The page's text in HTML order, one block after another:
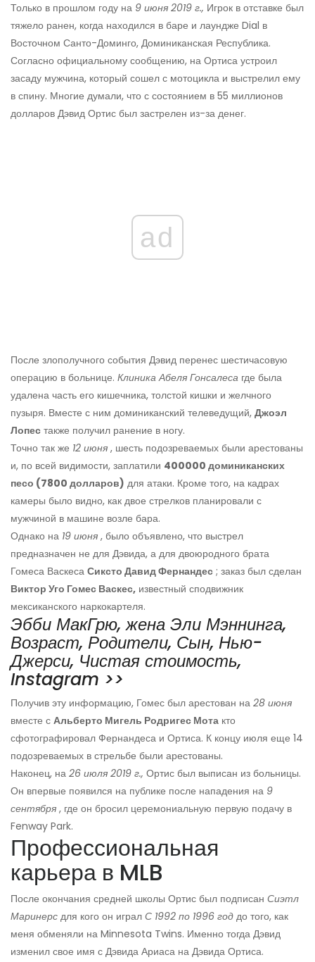
Только в прошлом году на 9 июня 2019 г., Игрок в отставке был
тяжело ранен, когда находился в баре и лаундже Dial в
Восточном Санто-Доминго, Доминиканская Республика.
Согласно официальному сообщению, на Ортиса устроил
засаду мужчина, который сошел с мотоцикла и выстрелил ему
в спину. Многие думали, что с состоянием в 55 миллионов
долларов Дэвид Ортис был застрелен из-за денег.
ad
После злополучного события Дэвид перенес шестичасовую
операцию в больнице. Клиника Абеля Гонсалеса где была
удалена часть его кишечника, толстой кишки и желчного
пузыря. Вместе с ним доминиканский телеведущий, Джоэл
Лопес также получил ранение в ногу.
Точно так же 12 июня , шесть подозреваемых были арестованы
и, по всей видимости, заплатили 400000 доминиканских
песо (7800 долларов) для атаки. Кроме того, на кадрах
камеры было видно, как двое стрелков планировали с
мужчиной в машине возле бара.
Однако на 19 июня , было объявлено, что выстрел
предназначен не для Дэвида, а для двоюродного брата
Гомеса Васкеса Сиксто Давид Фернандес ; заказ был сделан
Виктор Уго Гомес Васкес, известный сподвижник
мексиканского наркокартеля.
Эбби МакГрю, жена Эли Мэннинга,
Возраст, Родители, Сын, Нью-
Джерси, Чистая стоимость,
Instagram >>
Получив эту информацию, Гомес был арестован на 28 июня
вместе с Альберто Мигель Родригес Мота кто
сфотографировал Фернандеса и Ортиса. К концу июля еще 14
подозреваемых в стрельбе были арестованы.
Наконец, на 26 июля 2019 г., Ортис был выписан из больницы.
Он впервые появился на публике после нападения на 9
сентября , где он бросил церемониальную первую подачу в
Fenway Park.
Профессиональная
карьера в MLB
После окончания средней школы Ортис был подписан Сиэтл
Маринерс для кого он играл С 1992 по 1996 год до того, как
меня обменяли на Minnesota Twins. Именно тогда Дэвид
изменил свое имя с Дэвида Ариаса на Дэвида Ортиса.